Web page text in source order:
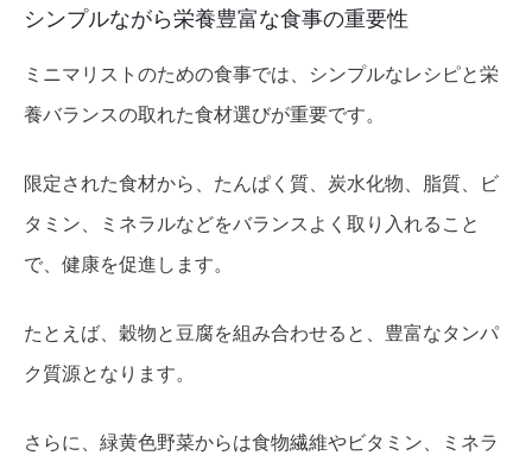
シンプルながら栄養豊富な食事の重要性
ミニマリストのための食事では、シンプルなレシピと栄
養バランスの取れた食材選びが重要です。
限定された食材から、たんぱく質、炭水化物、脂質、ビ
タミン、ミネラルなどをバランスよく取り入れること
で、健康を促進します。
たとえば、穀物と豆腐を組み合わせると、豊富なタンパ
ク質源となります。
さらに、緑黄色野菜からは食物繊維やビタミン、ミネラ